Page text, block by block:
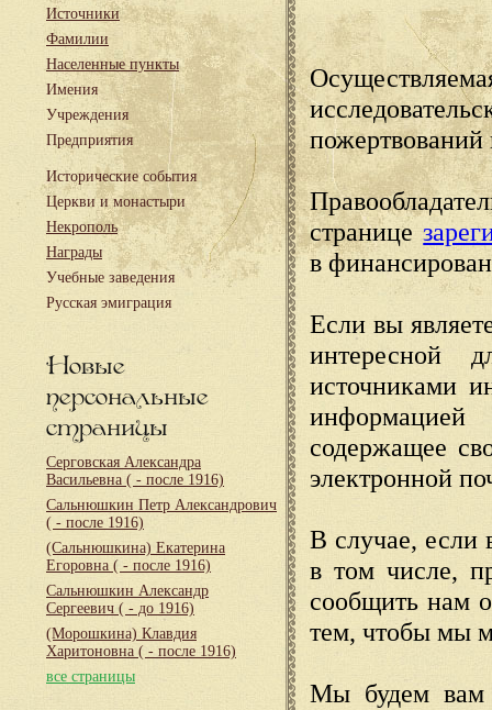
Источники
Фамилии
Населенные пункты
Имения
Учреждения
Предприятия
Исторические события
Церкви и монастыри
Некрополь
Награды
Учебные заведения
Русская эмиграция
Новые
персональные
страницы
Серговская Александра
Васильевна ( - после 1916)
Сальнюшкин Петр Александрович
( - после 1916)
(Сальнюшкина) Екатерина
Егоровна ( - после 1916)
Сальнюшкин Александр
Сергеевич ( - до 1916)
(Морошкина) Клавдия
Харитоновна ( - после 1916)
все страницы
пожертвований
странице
в
Если вы
интересной
источниками
содержащее
электронной
В случае, если
в том числе,
сообщить нам
тем, чтобы мы
Мы будем вам